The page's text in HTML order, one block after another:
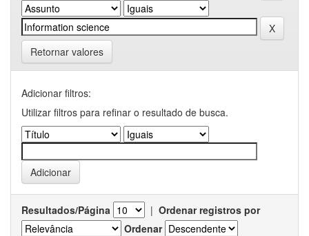
Retornar valores
Adicionar filtros:
Utilizar filtros para refinar o resultado de busca.
Resultados/Página | Ordenar registros por
Ordenar